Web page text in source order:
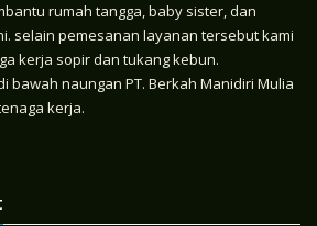
rumah tangga, baby sister, dan
selain pemesanan layanan tersebut kami
kerja sopir dan tukang kebun.
bawah naungan PT. Berkah Manidiri Mulia
kerja.